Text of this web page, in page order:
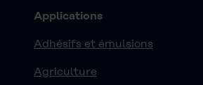
Applications
Adhésifs et émulsions
Agriculture